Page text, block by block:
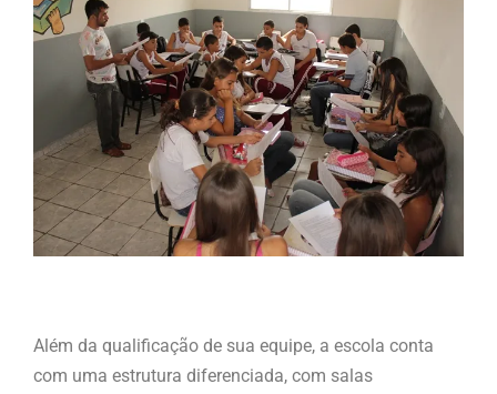
Além da qualificação de sua equipe, a escola conta
com uma estrutura diferenciada, com salas